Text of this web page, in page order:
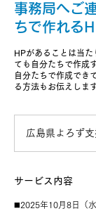
事務局へご
ちで作れる
HPがあることは当た
ても自分たちで作成
自分たちで作成でき
広島県よろず
サービス内容
◼️2025年10月8日（